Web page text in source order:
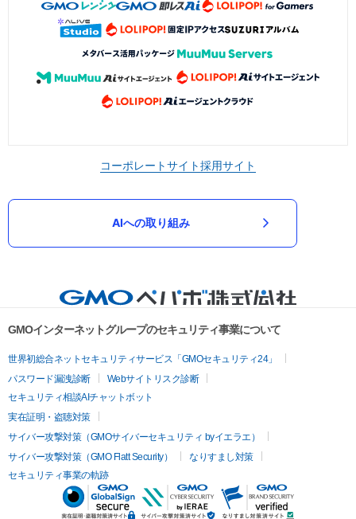
コーポレートサイト採用サイト
AIへの取り組み
GMOインターネットグループのセキュリティ事業について
世界初総合ネットセキュリティサービス「GMOセキュリティ24」
パスワード漏洩診断
Webサイトリスク診断
セキュリティ相談AIチャットボット
実在証明・盗聴対策
サイバー攻撃対策（GMOサイバーセキュリティ byイエラエ）
サイバー攻撃対策（GMO Flatt Security）
なりすまし対策
セキュリティ事業の軌跡